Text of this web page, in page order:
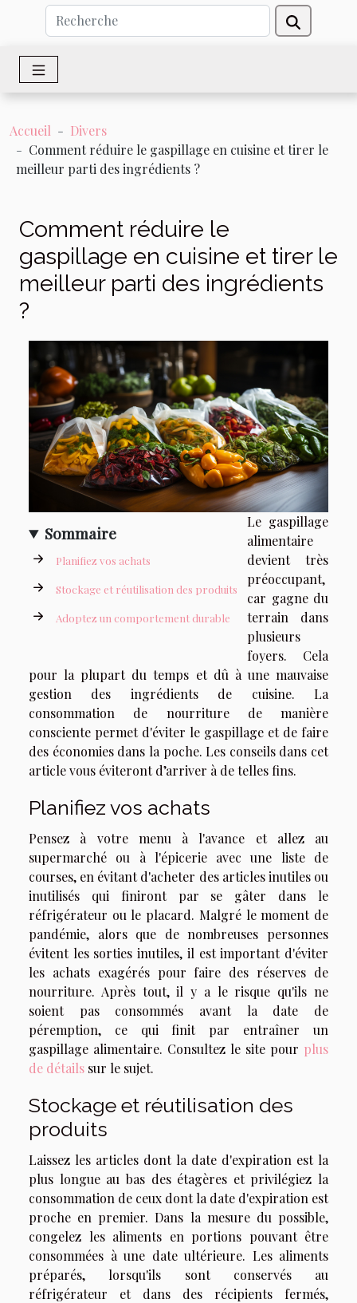
Accueil
Divers
Comment réduire le gaspillage en cuisine et tirer le
meilleur parti des ingrédients ?
Comment réduire le
gaspillage en cuisine et tirer le
meilleur parti des ingrédients
?
Sommaire
Planifiez vos achats
Stockage et réutilisation des produits
Adoptez un comportement durable
Le gaspillage
alimentaire
devient très
préoccupant,
car gagne du
terrain dans
plusieurs
foyers. Cela
pour la plupart du temps et dû à une mauvaise
gestion des ingrédients de cuisine. La
consommation de nourriture de manière
consciente permet d'éviter le gaspillage et de faire
des économies dans la poche. Les conseils dans cet
article vous éviteront d’arriver à de telles fins.
Planifiez vos achats
Pensez à votre menu à l'avance et allez au
supermarché ou à l'épicerie avec une liste de
courses, en évitant d'acheter des articles inutiles ou
inutilisés qui finiront par se gâter dans le
réfrigérateur ou le placard. Malgré le moment de
pandémie, alors que de nombreuses personnes
évitent les sorties inutiles, il est important d'éviter
les achats exagérés pour faire des réserves de
nourriture. Après tout, il y a le risque qu'ils ne
soient pas consommés avant la date de
péremption, ce qui finit par entraîner un
gaspillage alimentaire. Consultez le site pour plus
de détails sur le sujet.
Stockage et réutilisation des
produits
Laissez les articles dont la date d'expiration est la
plus longue au bas des étagères et privilégiez la
consommation de ceux dont la date d'expiration est
proche en premier. Dans la mesure du possible,
congelez les aliments en portions pouvant être
consommées à une date ultérieure. Les aliments
préparés, lorsqu'ils sont conservés au
réfrigérateur et dans des récipients fermés,